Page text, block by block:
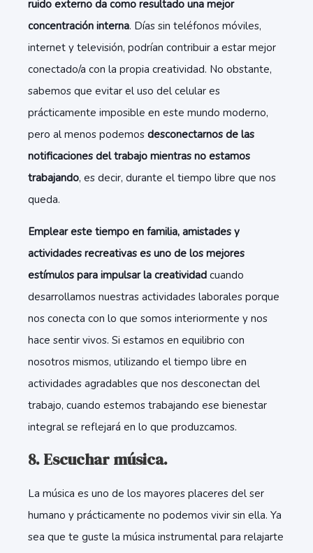
ruido externo da como resultado una mejor
concentración interna. Días sin teléfonos móviles,
internet y televisión, podrían contribuir a estar mejor
conectado/a con la propia creatividad. No obstante,
sabemos que evitar el uso del celular es
prácticamente imposible en este mundo moderno,
pero al menos podemos desconectarnos de las
notificaciones del trabajo mientras no estamos
trabajando, es decir, durante el tiempo libre que nos
queda.
Emplear este tiempo en familia, amistades y
actividades recreativas es uno de los mejores
estímulos para impulsar la creatividad cuando
desarrollamos nuestras actividades laborales porque
nos conecta con lo que somos interiormente y nos
hace sentir vivos. Si estamos en equilibrio con
nosotros mismos, utilizando el tiempo libre en
actividades agradables que nos desconectan del
trabajo, cuando estemos trabajando ese bienestar
integral se reflejará en lo que produzcamos.
8. Escuchar música.
La música es uno de los mayores placeres del ser
humano y prácticamente no podemos vivir sin ella. Ya
sea que te guste la música instrumental para relajarte